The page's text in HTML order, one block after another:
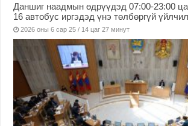
Даншиг наадмын өдрүүдэд 07:00-23:00
16 автобус иргэдэд үнэ төлбөргүй
2026 оны 6 сар 25 / 14 цаг 27 минут